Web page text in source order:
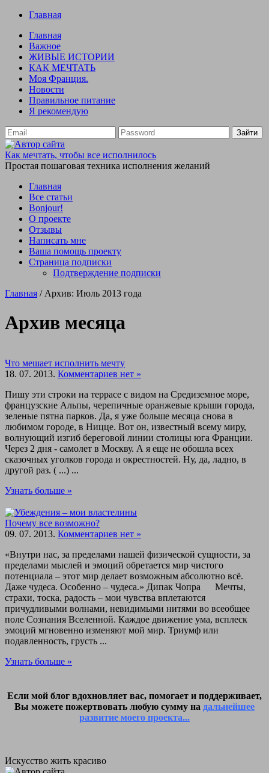
Главная
Главная
Важное
ЖИВЫЕ ИСТОРИИ
КАК МЕЧТАТЬ
Моя Франция.
Новости
Правильное питание
Я рекомендую
Зайти
Как мечтать, чтобы все исполнилось
Простая пошаговая техника исполнения желаний
Главная
Все статьи
Bonjour!
О проекте
Отзывы
Написать мне
Ваша помощь проекту
Страница подписки
Подтверждение подписки
Главная / Архив: Июль 2013 года
Архив месяца
Что мешает исполнить мечту
18. 07. 2013. Комментариев нет »
Пишу эти строки на террасе с видом на Средиземное море,
французские Альпы, черепичные оранжевые крыши города,
зеленые пятна парков. Да, я уже больше месяца снова в
любимом городе, в Ницце. Вот он, известный всему миру,
волнующий изгиб береговой линии столицы юга Франции.
Через 2 дня - самолет в Москву. А я еще не обошла всех
сказочных уголков города и окрестностей. Ну, да, ладно, в
другой раз. ( ...) ...
Узнать больше »
Почему все возможно?
09. 07. 2013. Комментариев нет »
«Внутри нас, за пределами нашей физической сущности, за
пределами мыслей и эмоций обретается мир чистого
потенциала – этот мир делает возможным абсолютно всё.
Даже чудеса. Особенно – чудеса.» Дипак Чопра Мечты,
страхи, тоска, радость – мои чувства вплетаются
причудливыми волнами, невидимыми нитями во всеобщее
поле Сознания Вселенной. Каждое движение ума, всплеск
эмоций мгновенно изменяют мой мир. Триумф или
подавленность, грусть ...
Узнать больше »
Если мой блог вдохновляет вас, помогает и поддерживает,
Вы можете пожертвовать любую сумму на дальнейшее
развитие моего проекта...
Искусство жить красиво